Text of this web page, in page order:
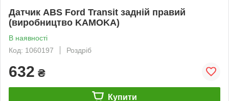
Датчик ABS Ford Transit задній правий
(виробництво KAMOKA)
В наявності
Код: 1060197
Роздріб
632 ₴
Купити